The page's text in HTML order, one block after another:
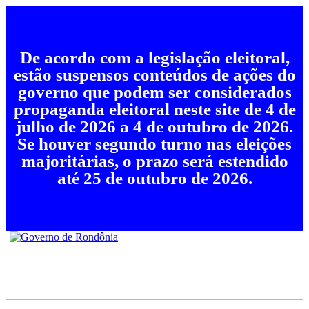
De acordo com a legislação eleitoral,
estão suspensos conteúdos de ações do
governo que podem ser considerados
propaganda eleitoral neste site de 4 de
julho de 2026 a 4 de outubro de 2026.
Se houver segundo turno nas eleições
majoritárias, o prazo será estendido
até 25 de outubro de 2026.